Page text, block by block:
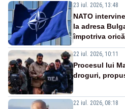
23 iul. 2026, 13:48
NATO
la adresa
împotriva
22 iul. 2026, 10:11
Procesul lui
droguri,
22 iul. 2026, 08:18